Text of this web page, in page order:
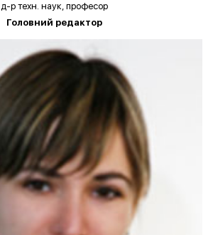
д-р техн. наук, професор
Головний редактор